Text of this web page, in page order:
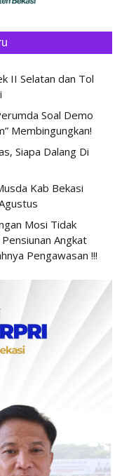
II Selatan dan Tol
Soal Demo
Membingungkan!
Siapa Dalang Di
Kab Bekasi
Mosi Tidak
Angkat
Pengawasan !!!